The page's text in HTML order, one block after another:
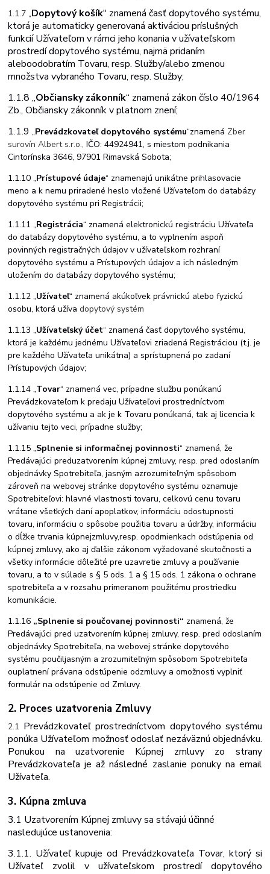
1.1.7„Dopytový košík" znamená časť dopytového systému,
ktorá je automaticky generovaná aktiváciou príslušných
funkcií Užívateľom v rámci jeho konania v užívateľskom
prostredí dopytového systému, najmä pridaním
aleboodobratím Tovaru, resp. Služby/alebo zmenou
množstva vybraného Tovaru, resp. Služby;
1.1.8 „Občiansky zákonník“ znamená zákon číslo 40/1964
Zb., Občiansky zákonník v platnom znení;
1.1.9„Prevádzkovateľ dopytového systému“znamená Zber
surovín Albert s.r.o., IČO:44924941, s miestom podnikania
Cintorínska 3646, 97901 Rimavská Sobota;
1.1.10„Prístupové údaje“ znamenajú unikátne prihlasovacie
meno a k nemu priradené heslo vložené Užívateľom do databázy
dopytového systému pri Registrácii;
1.1.11„Registrácia“ znamenáelektronickúregistráciuUžívateľa
dodatabázydopytového systému, a to vyplnením aspoň
povinných registračných údajov v užívateľskom rozhraní
dopytového systému a Prístupových údajov a ich následným
uložením do databázy dopytového systému;
1.1.12„Užívateľ“ znamená akúkoľvek právnickú alebo fyzickú
osobu, ktorá užívadopytový systém
1.1.13„Užívateľský účet“ znamená časť dopytového systému,
ktorá je každému jednému Užívateľovi zriadená Registráciou (t.j. je
pre každého Užívateľa unikátna) a sprístupnená po zadaní
Prístupových údajov;
1.1.14„Tovar“ znamená vec, prípadne službu ponúkanú
Prevádzkovateľom k predaju Užívateľovi prostredníctvom
dopytového systému a ak je k Tovaru ponúkaná, tak aj licencia k
užívaniu tejto veci, prípadne služby;
1.1.15„Splnenie siinformačnej povinnosti“ znamená, že
Predávajúci preduzatvorením kúpnej zmluvy, resp. pred odoslaním
objednávky Spotrebiteľa, jasným azrozumiteľným spôsobom
zároveň na webovej stránke dopytového systému oznamuje
Spotrebiteľovi: hlavné vlastnosti tovaru, celkovú cenu tovaru
vrátane všetkých daní apoplatkov, informáciu odostupnosti
tovaru, informáciu ospôsobe použitiatovaru aúdržby,informáciu
odĺžketrvaniakúpnejzmluvy,resp. opodmienkach odstúpenia od
kúpnej zmluvy, ako aj ďalšie zákonom vyžadované skutočnosti a
všetkyinformácie dôležité preuzavretie zmluvy a používanie
tovaru, atovsúlades§ 5ods. 1 a§ 15ods. 1 zákonao ochrane
spotrebiteľa a v rozsahu primeranom použitému prostriedku
komunikácie.
1.1.16 „Splnenie si poučovanej povinnosti“ znamená, že
Predávajúci pred uzatvorením kúpnej zmluvy, resp. pred odoslaním
objednávky Spotrebiteľa, na webovej stránke dopytového
systému poučiljasným a zrozumiteľným spôsobom Spotrebiteľa
ouplatnení právana odstúpenie odzmluvy a omožnosti vyplniť
formulár na odstúpenie od Zmluvy.
2. Proces uzatvorenia Zmluvy
2.1 Prevádzkovateľprostredníctvom dopytového systému
ponúka Užívateľom možnosť odoslať nezáväznú objednávku.
Ponukou na uzatvorenie Kúpnej zmluvy zo strany
Prevádzkovateľa je až následné zaslanie ponuky na email
Užívateľa.
3. Kúpna zmluva
3.1 Uzatvorením Kúpnej zmluvysastávajúúčinné
nasledujúceustanovenia:
3.1.1. Užívateľ kupuje od Prevádzkovateľa Tovar, ktorý si
Užívateľ zvolil v užívateľskom prostredí dopytového